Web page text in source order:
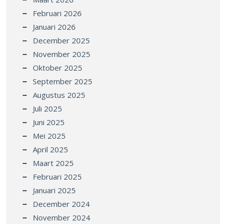
Februari 2026
Januari 2026
December 2025
November 2025
Oktober 2025
September 2025
Augustus 2025
Juli 2025
Juni 2025
Mei 2025
April 2025
Maart 2025
Februari 2025
Januari 2025
December 2024
November 2024